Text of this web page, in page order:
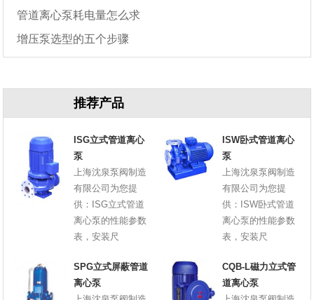
管道离心泵耗电量怎么求
增压泵选型的五个步骤
推荐产品
ISG立式管道离心
泵
上海沈泉泵阀制造
有限公司为您提
供：ISG立式管道
离心泵的性能参数
表，安装尺
ISW卧式管道离心
泵
上海沈泉泵阀制造
有限公司为您提
供：ISW卧式管道
离心泵的性能参数
表，安装尺
SPG立式屏蔽管道
离心泵
CQB-L磁力立式管
道离心泵